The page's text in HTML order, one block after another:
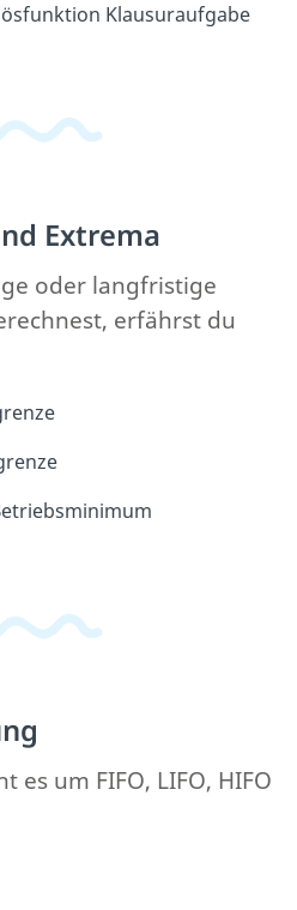
Klausuraufgabe
Extrema
oder langfristige
erfährst du
es um FIFO, LIFO, HIFO